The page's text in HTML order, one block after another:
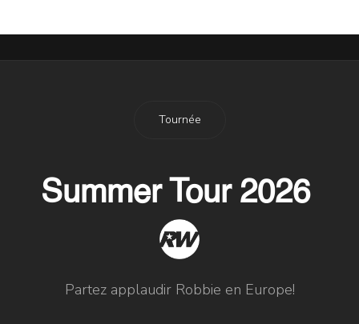
Tournée
Summer Tour 2026
Partez applaudir Robbie en Europe!